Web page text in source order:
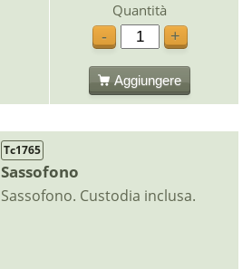
Quantità
-
+
Aggiungere
Tc1765
Sassofono
Sassofono. Custodia inclusa.